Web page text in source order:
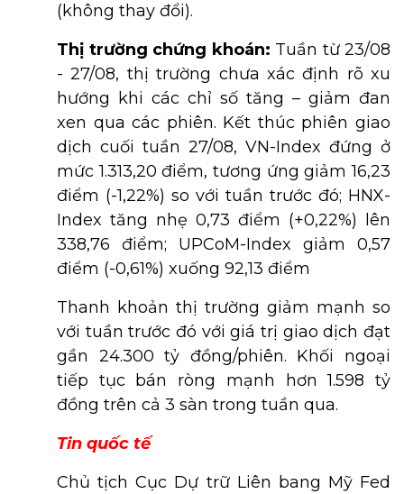
(không thay đổi).
Thị trường chứng khoán: Tuần từ 23/08
- 27/08, thị trường chưa xác định rõ xu
hướng khi các chỉ số tăng – giảm đan
xen qua các phiên. Kết thúc phiên giao
dịch cuối tuần 27/08, VN-Index đứng ở
mức 1.313,20 điểm, tương ứng giảm 16,23
điểm (-1,22%) so với tuần trước đó; HNX-
Index tăng nhẹ 0,73 điểm (+0,22%) lên
338,76 điểm; UPCoM-Index giảm 0,57
điểm (-0,61%) xuống 92,13 điểm
Thanh khoản thị trường giảm mạnh so
với tuần trước đó với giá trị giao dịch đạt
gần 24.300 tỷ đồng/phiên. Khối ngoại
tiếp tục bán ròng mạnh hơn 1.598 tỷ
đồng trên cả 3 sàn trong tuần qua.
Tin quốc tế
Chủ tịch Cục Dự trữ Liên bang Mỹ Fed